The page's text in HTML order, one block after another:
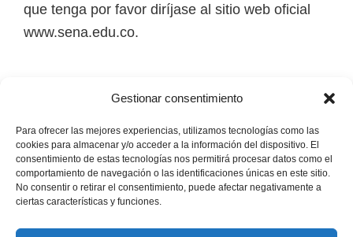
que tenga por favor diríjase al sitio web oficial
www.sena.edu.co.
nombres comerciales, marcas registradas, logos
e imágenes pertenecen a sus respectivos
propietarios.
Mapa del Sitio
Gestionar consentimiento
Para ofrecer las mejores experiencias, utilizamos tecnologías como las
cookies para almacenar y/o acceder a la información del dispositivo. El
consentimiento de estas tecnologías nos permitirá procesar datos como el
comportamiento de navegación o las identificaciones únicas en este sitio.
No consentir o retirar el consentimiento, puede afectar negativamente a
ciertas características y funciones.